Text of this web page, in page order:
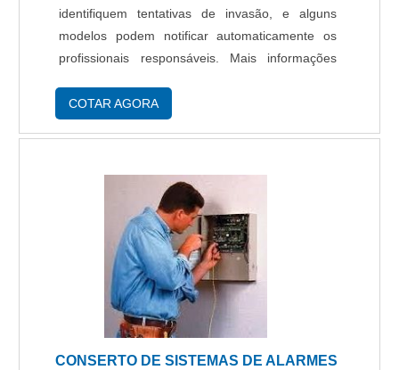
identifiquem tentativas de invasão, e alguns
modelos podem notificar automaticamente os
profissionais responsáveis. Mais informações
zonas (2 zonas mistas + 16 zonas de
COTAR AGORA
CONSERTO DE SISTEMAS DE ALARMES